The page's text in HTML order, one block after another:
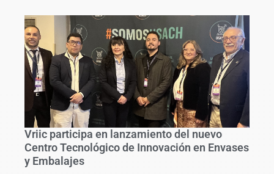
Vriic participa en lanzamiento del nuevo
Centro Tecnológico de Innovación en Envases
y Embalajes